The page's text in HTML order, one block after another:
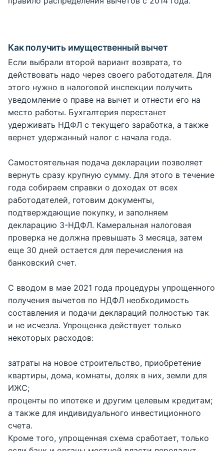
Как получить имущественный вычет
Если выбрали второй вариант возврата, то
действовать надо через своего работодателя. Для
этого нужно в налоговой инспекции получить
уведомление о праве на вычет и отнести его на
место работы. Бухгалтерия перестанет
удерживать НДФЛ с текущего заработка, а также
вернет удержанный налог с начала года.
Самостоятельная подача декларации позволяет
вернуть сразу крупную сумму. Для этого в течение
года собираем справки о доходах от всех
работодателей, готовим документы,
подтверждающие покупку, и заполняем
декларацию 3-НДФЛ. Камеральная налоговая
проверка не должна превышать 3 месяца, затем
еще 30 дней остается для перечисления на
банковский счет.
С вводом в мае 2021 года процедуры упрощенного
получения вычетов по НДФЛ необходимость
составления и подачи деклараций полностью так
и не исчезла. Упрощенка действует только
некоторых расходов:
затраты на новое строительство, приобретение
квартиры, дома, комнаты, долях в них, земли для
ИЖС;
проценты по ипотеке и другим целевым кредитам;
а также для индивидуального инвестиционного
счета.
Кроме того, упрощенная схема сработает, только